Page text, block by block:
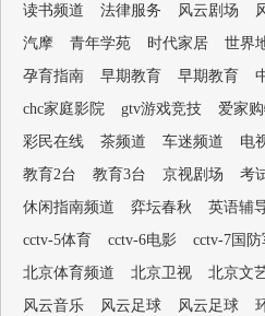
读书频道
法律服务 风云剧场
汽摩
青年学苑 时代家居 世界
孕育指南
早期教育 早期教育
chc家庭影院
gtv游戏竞技 爱家
彩民在线
茶频道 车迷频道 电
教育2台
教育3台 京视剧场 考
休闲指南频道
弈坛春秋 英语辅
cctv-5体育
cctv-6电影 cctv-7国
北京体育频道
北京卫视 北京文
风云音乐
风云足球 风云足球